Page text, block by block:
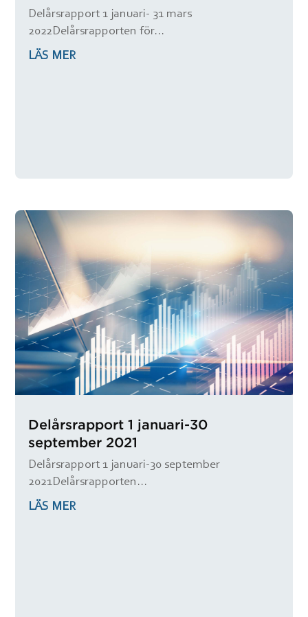
Delårsrapport 1 januari- 31 mars
2022Delårsrapporten för...
LÄS MER
Delårsrapport 1 januari-30
september 2021
Delårsrapport 1 januari-30 september
2021Delårsrapporten...
LÄS MER